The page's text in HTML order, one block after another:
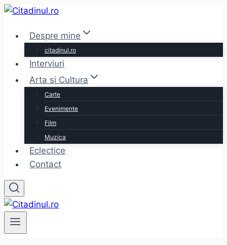
Skip
contentDespre mine
citadinul.ro
Interviuri
Arta si Cultura
Carte
Evenimente
Film
Muzica
Eclectice
Contact